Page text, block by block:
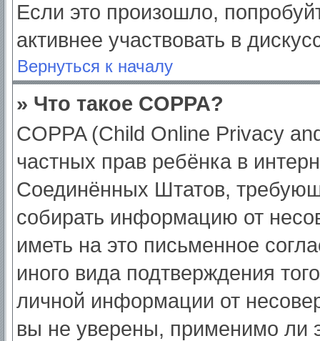
Если это произошло,
активнее участвовать в
Вернуться к началу
» Что такое COPPA?
COPPA (Child Online Privacy
частных прав ребёнка в
Соединённых Штатов,
собирать информацию от
иметь на это письменное
иного вида подтверждения
личной информации от
вы не уверены, применимо ли